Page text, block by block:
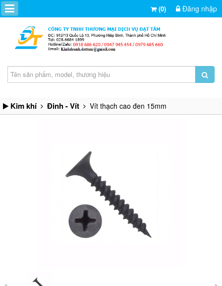
(0) Đăng nhập
Kim khí Đinh - Vít Vít thạch cao đen 15mm